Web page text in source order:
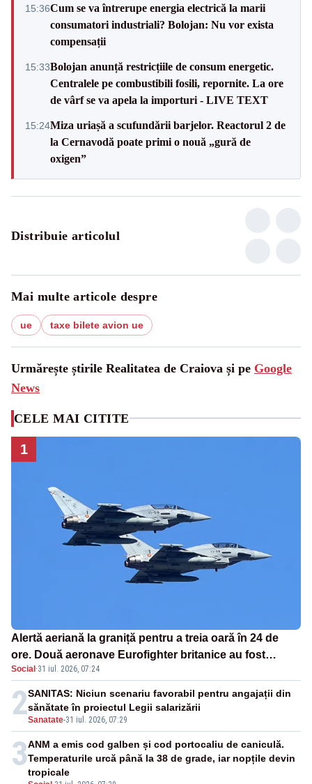
15:36Cum se va întrerupe energia electrică la marii
consumatori industriali? Bolojan: Nu vor exista
compensații
15:33Bolojan anunță restricțiile de consum energetic.
Centralele pe combustibili fosili, repornite. La ore
de vârf se va apela la importuri - LIVE TEXT
15:24Miza uriașă a scufundării barjelor. Reactorul 2 de
la Cernavodă poate primi o nouă „gură de
oxigen”
Distribuie articolul
Mai multe articole despre
ue taxe bilete avion ue
Urmărește știrile Realitatea de Craiova și pe Google
News
CELE MAI CITITE
1
Alertă aeriană la graniță pentru a treia oară în 24 de
ore. Două aeronave Eurofighter britanice au fost
ridicate de la sol
Social ·31 iul. 2026, 07:24
2Sanatate-31 iul. 2026, 07:29
SANITAS: Niciun scenariu favorabil pentru angajații din
sănătate în proiectul Legii salarizării
3ANM a emis cod galben și cod portocaliu de caniculă.
Temperaturile urcă până la 38 de grade, iar nopțile devin
tropicale